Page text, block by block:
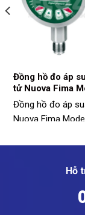
Đồng hồ đo áp
tử Nuova Fima
SDM18
Đồng hồ đo áp
Nuova Fima
Phạm vi đo: -1
Hỗ